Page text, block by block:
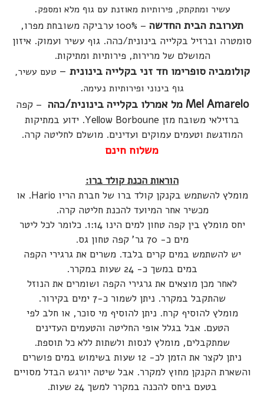
עשיר ומתקתק, פירותיות מאוזנת עם גוף מלא ומספק.
תערובת הבית החדשה
– 100% ערביקה משובחת מפרו,
סומטרה וברזיל בקלייה בינונית/כהה. גוף עשיר ועמוק. איזון
המושלם של מרירות, פירותיות ומתיקות.
קולומביה סופרימו חד זני בקלייה בינונית – טעם עשיר,
גוף בינוני ופירותיות נעימה.
Mel Amarelo מל אמרלו בקלייה בינונית/כהה
– קפה
ברזילאי משובח מזן Yellow Borboune. ידוע במתיקות
המודגשת וטעמים עמוקים ועדינים. מושלם לחליטה קרה.
משלוח חינם
הוראות הכנת קולד ברו:
מומלץ להשתמש בקנקן קולד ברו של חברת הריו Hario. או
מכשיר אחר המיועד להכנת חליטה קרה.
יחס מומלץ בין קפה טחון למים הינו 1:14. כלומר לכל ליטר
מים כ- 70 גר' קפה טחון גס.
יש להשתמש במים קרים בלבד. משרים את גרגירי הקפה
במים במשך כ- 24 שעות במקרר.
לאחר מכן מוצאים את גרגירי הקפה ושומרים את הנוזל
שהתקבל במקרר. ניתן לשמור כ-7 ימים בקירור.
מומלץ להוסיף קרח. ניתן להוסיף מי סוכר, או חלב לפי
הטעם. אבל בגלל אופי החליטה והטעמים העדינים
שמתקבלים, מומלץ לנסות ולשתות ללא כל תוספת.
ניתן לקצר את הזמן לכ- 12 שעות בשימוש במים פושרים
והשארת הקנקן מחוץ למקרר. אבל שיטה יורגש הבדל מסויים
בטעם ביחס להכנה במקרר למשך 24 שעות.